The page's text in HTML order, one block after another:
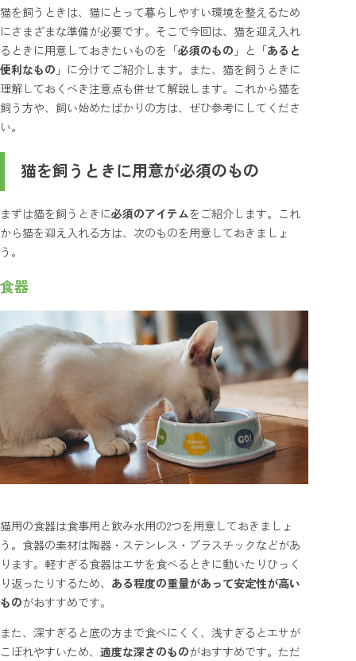
猫を飼うときは、猫にとって暮らしやすい環境を整えるため
にさまざまな準備が必要です。そこで今回は、猫を迎え入れ
るときに用意しておきたいものを「必須のもの 」と「あると
便利なもの 」に分けてご紹介します。また、猫を飼うときに
理解しておくべき注意点も併せて解説します。これから猫を
飼う方や、飼い始めたばかりの方は、ぜひ参考にしてくださ
い。
猫を飼うときに用意が必須のもの
まずは猫を飼うときに必須のアイテムをご紹介します。これ
から猫を迎え入れる方は、次のものを用意しておきましょ
う。
食器
猫用の食器は食事用と飲み水用の2つを用意しておきましょ
う。食器の素材は陶器・ステンレス・プラスチックなどがあ
ります。軽すぎる食器はエサを食べるときに動いたりひっく
り返ったりするため、 ある程度の重量があって安定性が高い
ものがおすすめです。
また、深すぎると底の方まで食べにくく、浅すぎるとエサが
こぼれやすいため、 適度な深さのものがおすすめです。ただ